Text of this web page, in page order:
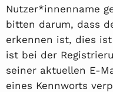
Nutzer*innenname
bitten darum, dass
erkennen ist, dies
ist bei der
seiner aktuellen E-
eines Kennworts